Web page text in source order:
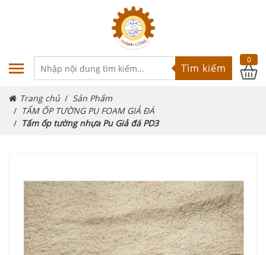
Tìm kiếm
0
Trang chủ
Sản Phẩm
TẤM ỐP TƯỜNG PU FOAM GIẢ ĐÁ
Tấm ốp tường nhựa Pu Giả đá PD3